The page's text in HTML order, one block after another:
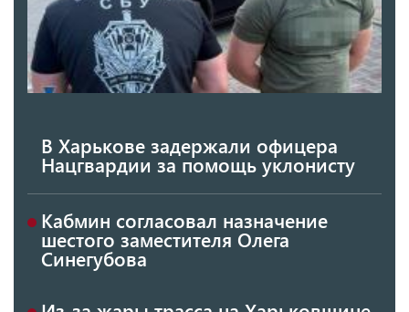
В Харькове задержали офицера
Нацгвардии за помощь уклонисту
Кабмин согласовал назначение
шестого заместителя Олега
Синегубова